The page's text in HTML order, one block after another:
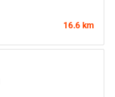
16.6 km